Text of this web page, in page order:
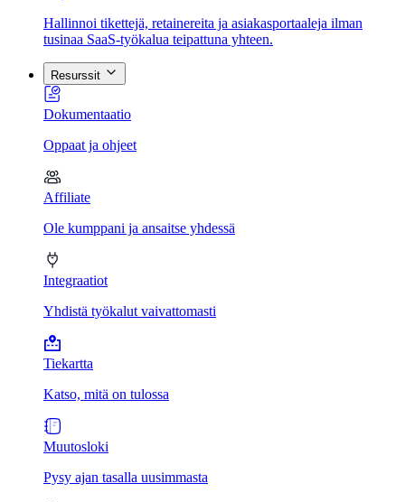
Hallinnoi tikettejä, retainereita ja asiakasportaaleja ilman
tusinaa SaaS-työkalua teipattuna yhteen.
Resurssit
Dokumentaatio
Oppaat ja ohjeet
Affiliate
Ole kumppani ja ansaitse yhdessä
Integraatiot
Yhdistä työkalut vaivattomasti
Tiekartta
Katso, mitä on tulossa
Muutosloki
Pysy ajan tasalla uusimmasta